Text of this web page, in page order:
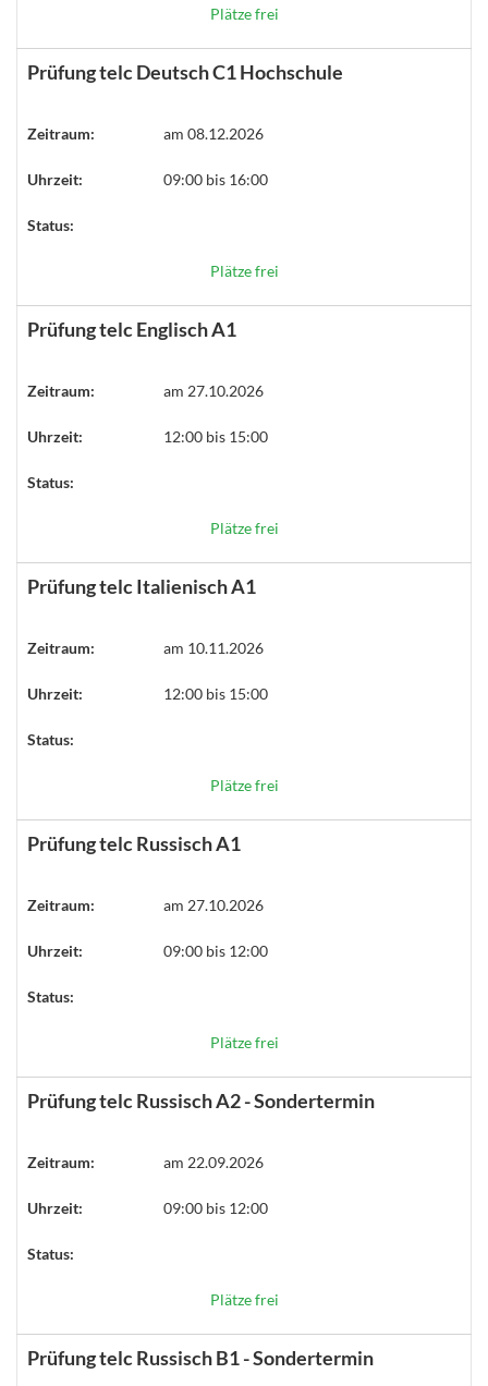
Plätze frei
Prüfung telc Deutsch C1 Hochschule
Zeitraum: am 08.12.2026
Uhrzeit: 09:00 bis 16:00
Status:
Plätze frei
Prüfung telc Englisch A1
Zeitraum: am 27.10.2026
Uhrzeit: 12:00 bis 15:00
Status:
Plätze frei
Prüfung telc Italienisch A1
Zeitraum: am 10.11.2026
Uhrzeit: 12:00 bis 15:00
Status:
Plätze frei
Prüfung telc Russisch A1
Zeitraum: am 27.10.2026
Uhrzeit: 09:00 bis 12:00
Status:
Plätze frei
Prüfung telc Russisch A2 - Sondertermin
Zeitraum: am 22.09.2026
Uhrzeit: 09:00 bis 12:00
Status:
Plätze frei
Prüfung telc Russisch B1 - Sondertermin